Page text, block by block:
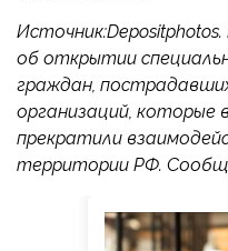
об открытии
граждан,
организаций, которые
прекратили
территории РФ.